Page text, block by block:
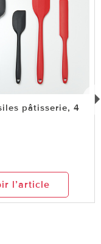
pâtisserie, 4
l’article